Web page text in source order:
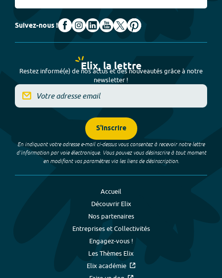
Suivez-nous !
Elix, la lettre
Restez informé(e) de nos actus et des nouveautés grâce à notre
newsletter !
S'inscrire
En indiquant votre adresse e-mail ci-dessus vous consentez à recevoir notre lettre
d’information par voie électronique. Vous pouvez vous désinscrire à tout moment
en modifiant vos paramètres via les liens de désinscription.
Accueil
Découvrir Elix
Nos partenaires
Entreprises et Collectivités
Engagez-vous !
Les Thèmes Elix
Elix académie